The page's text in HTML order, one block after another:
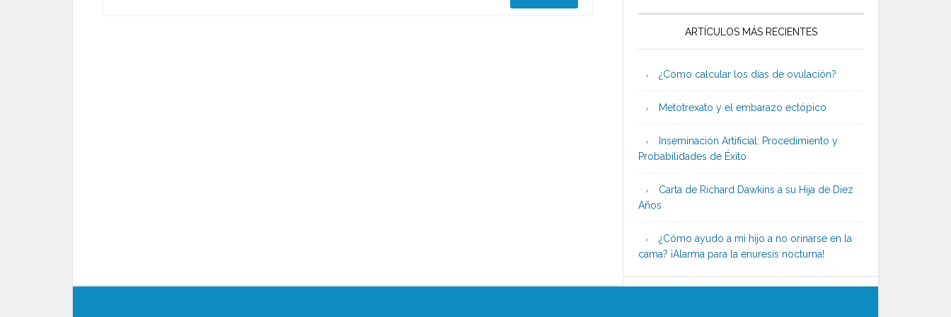
ARTÍCULOS MÁS RECIENTES
¿Cómo calcular los días de ovulación?
Metotrexato y el embarazo ectópico
Inseminación Artificial: Procedimiento y
Probabilidades de Éxito
Carta de Richard Dawkins a su Hija de Diez
Años
¿Cómo ayudo a mi hijo a no orinarse en la
cama? ¡Alarma para la enuresis nocturna!